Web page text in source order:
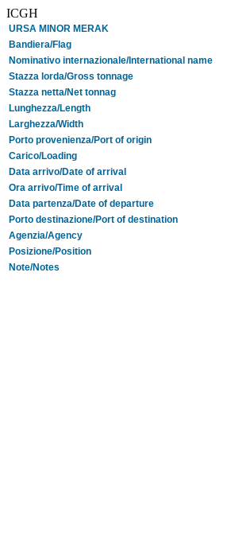
ICGH
URSA MINOR MERAK
Bandiera/Flag
Nominativo internazionale/International name
Stazza lorda/Gross tonnage
Stazza netta/Net tonnag
Lunghezza/Length
Larghezza/Width
Porto provenienza/Port of origin
Carico/Loading
Data arrivo/Date of arrival
Ora arrivo/Time of arrival
Data partenza/Date of departure
Porto destinazione/Port of destination
Agenzia/Agency
Posizione/Position
Note/Notes